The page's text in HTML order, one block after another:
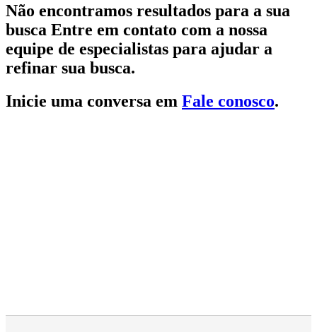
Não encontramos resultados para a sua
busca Entre em contato com a nossa
equipe de especialistas para ajudar a
refinar sua busca.
Inicie uma conversa em Fale conosco.